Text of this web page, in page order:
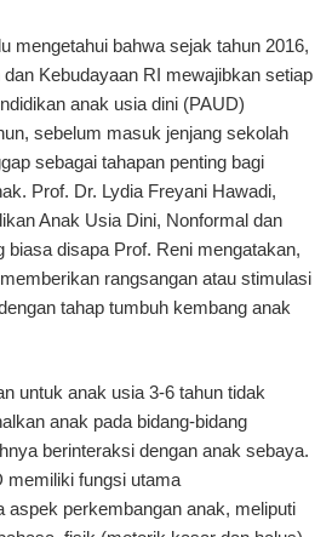
mengetahui bahwa sejak tahun 2016,
Kebudayaan RI mewajibkan setiap
anak usia dini (PAUD)
sebelum masuk jenjang sekolah
sebagai tahapan penting bagi
Prof. Dr. Lydia Freyani Hawadi,
Anak Usia Dini, Nonformal dan
biasa disapa Prof. Reni mengatakan,
rangsangan atau stimulasi
tahap tumbuh kembang anak
untuk anak usia 3-6 tahun tidak
anak pada bidang-bidang
berinteraksi dengan anak sebaya.
memiliki fungsi utama
aspek perkembangan anak, meliputi